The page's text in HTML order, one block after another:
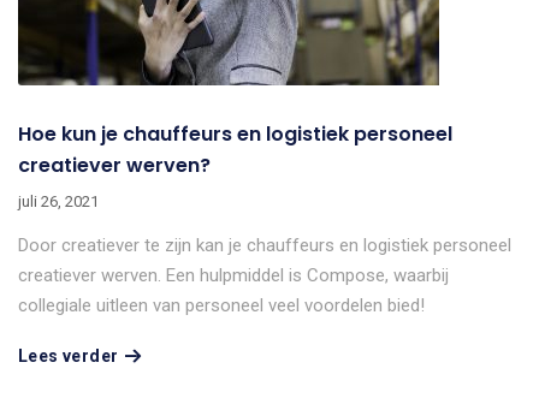
Hoe kun je chauffeurs en logistiek personeel
creatiever werven?
juli 26, 2021
Door creatiever te zijn kan je chauffeurs en logistiek personeel
creatiever werven. Een hulpmiddel is Compose, waarbij
collegiale uitleen van personeel veel voordelen bied!
Lees verder